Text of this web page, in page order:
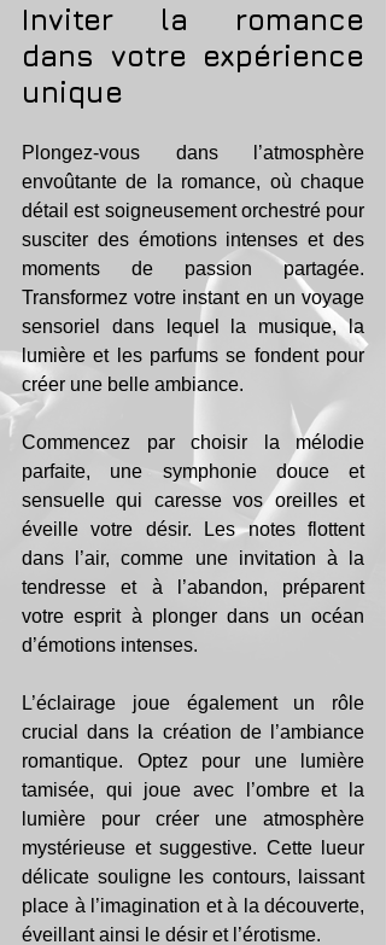
Inviter la romance
dans votre expérience
unique
Plongez-vous dans l’atmosphère
envoûtante de la romance, où chaque
détail est soigneusement orchestré pour
susciter des émotions intenses et des
moments de passion partagée.
Transformez votre instant en un voyage
sensoriel dans lequel la musique, la
lumière et les parfums se fondent pour
créer une belle ambiance.
Commencez par choisir la mélodie
parfaite, une symphonie douce et
sensuelle qui caresse vos oreilles et
éveille votre désir. Les notes flottent
dans l’air, comme une invitation à la
tendresse et à l’abandon, préparent
votre esprit à plonger dans un océan
d’émotions intenses.
L’éclairage joue également un rôle
crucial dans la création de l’ambiance
romantique. Optez pour une lumière
tamisée, qui joue avec l’ombre et la
lumière pour créer une atmosphère
mystérieuse et suggestive. Cette lueur
délicate souligne les contours, laissant
place à l’imagination et à la découverte,
éveillant ainsi le désir et l’érotisme.